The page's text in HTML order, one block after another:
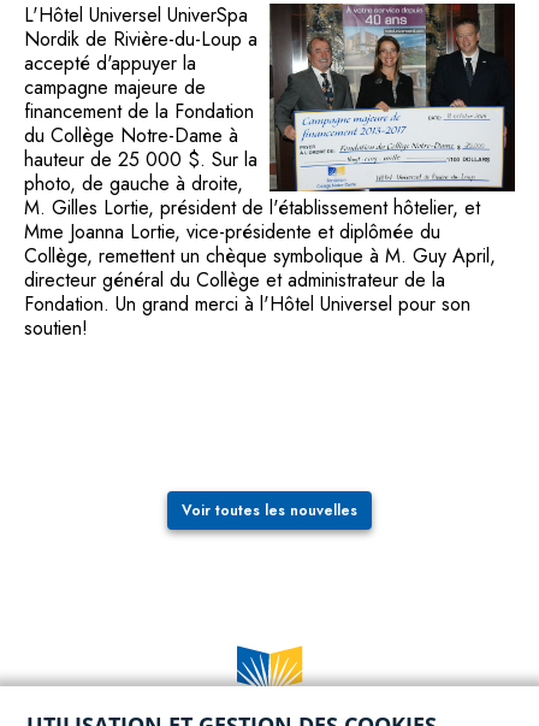
L'Hôtel Universel UniverSpa
Nordik de Rivière-du-Loup a
accepté d'appuyer la
campagne majeure de
financement de la Fondation
du Collège Notre-Dame à
hauteur de 25 000 $. Sur la
photo, de gauche à droite,
M. Gilles Lortie, président de l'établissement hôtelier, et
Mme Joanna Lortie, vice-présidente et diplômée du
Collège, remettent un chèque symbolique à M. Guy April,
directeur général du Collège et administrateur de la
Fondation. Un grand merci à l'Hôtel Universel pour son
soutien!
Voir toutes les nouvelles